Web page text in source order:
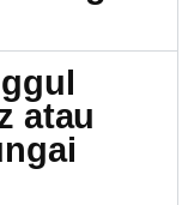
atau